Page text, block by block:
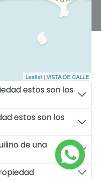
Leaflet | VISTA DE CALLE
estos son los
estos son los
de una